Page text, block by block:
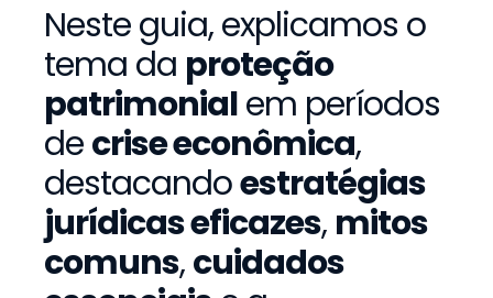
Neste guia, explicamos o
tema da proteção
patrimonialem períodos
decrise econômica,
destacandoestratégias
jurídicas eficazes, mitos
comuns,cuidados